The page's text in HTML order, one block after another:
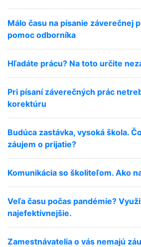
Málo času na písanie záverečnej
pomoc odborníka
Hľadáte prácu? Na toto určite
Pri písaní záverečných prác
korektúru
Budúca zastávka, vysoká škola.
záujem o prijatie?
Komunikácia so školiteľom. Ako
Veľa času počas pandémie?
najefektívnejšie.
Zamestnávatelia o vás nemajú